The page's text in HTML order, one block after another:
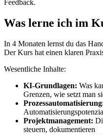
Feedback.
Was lerne ich im
In 4 Monaten lernst du das
Der Kurs hat einen klaren
Wesentliche Inhalte:
KI-Grundlagen: Was
Grenzen, wie setzt man
Projektmanagement:
steuern, dokumentieren